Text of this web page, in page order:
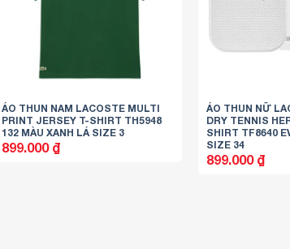
ÁO THUN NAM LACOSTE MULTI
PRINT JERSEY T-SHIRT TH5948
132 MÀU XANH LÁ SIZE 3
899.000 ₫
ÁO THUN NỮ
DRY TENNIS
SHIRT TF8640
SIZE 34
899.000 ₫